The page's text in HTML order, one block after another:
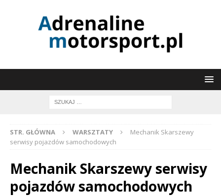
STR. GŁÓWNA WARSZTATY
Mechanik Skarszewy
serwisy pojazdów samochodowych
Mechanik Skarszewy serwisy
pojazdów samochodowych